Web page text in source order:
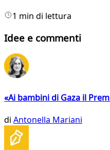
1 min di lettura
Idee e commenti
«Ai bambini di Gaza il
di Antonella Mariani